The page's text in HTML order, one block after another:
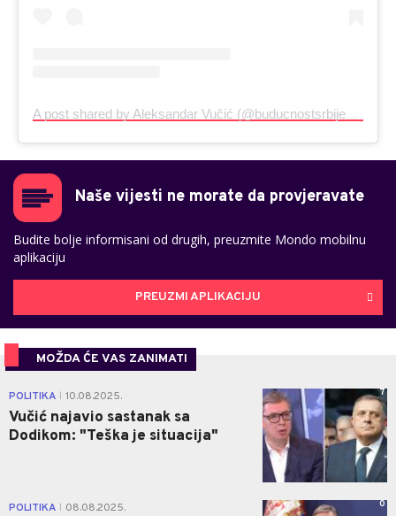
Naše vijesti ne morate da provjeravate
Budite bolje informisani od drugih, preuzmite Mondo mobilnu
aplikaciju
PREUZMI APLIKACIJU
MOŽDA ĆE VAS ZANIMATI
POLITIKA 10.08.2025.
Vučić najavio sastanak sa
Dodikom: "Teška je situacija"
7
POLITIKA 08.08.2025. 0